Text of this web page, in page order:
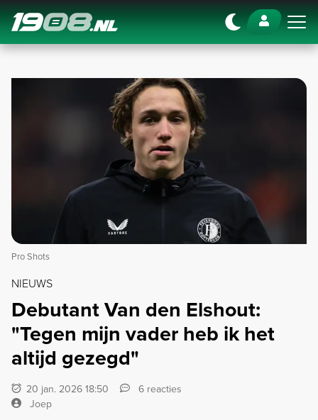
Navigation
Pro Shots
NIEUWS
Debutant Van den Elshout:
"Tegen mijn vader heb ik het
altijd gezegd"
20 jan. 2026 18:50
6 reacties
Joep